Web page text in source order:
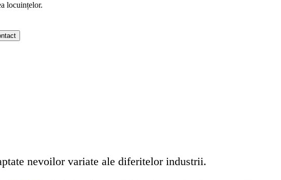
locuințelor.
nevoilor variate ale diferitelor industrii.